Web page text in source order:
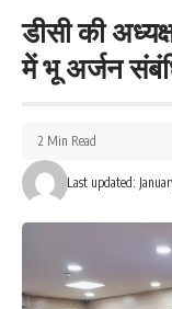
डीसी की
में भू अर्जन
Last updated:
2 Min Read